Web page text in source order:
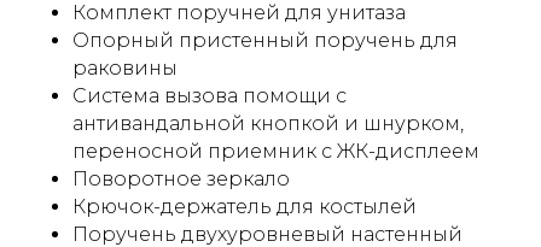
Комплект поручней для унитаза
Опорный пристенный поручень для
раковины
Система вызова помощи с
антивандальной кнопкой и шнурком,
переносной приемник с ЖК-дисплеем
Поворотное зеркало
Крючок-держатель для костылей
Поручень двухуровневый настенный